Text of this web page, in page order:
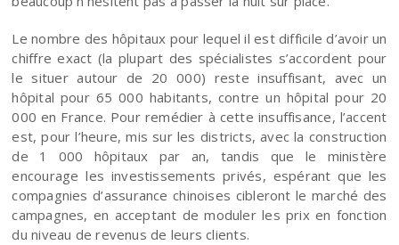
Le nombre des hôpitaux pour lequel il est difficile d’avoir un
chiffre exact (la plupart des spécialistes s’accordent pour
le situer autour de 20 000) reste insuffisant, avec un
hôpital pour 65 000 habitants, contre un hôpital pour 20
000 en France. Pour remédier à cette insuffisance, l’accent
est, pour l’heure, mis sur les districts, avec la construction
de 1 000 hôpitaux par an, tandis que le ministère
encourage les investissements privés, espérant que les
compagnies d’assurance chinoises cibleront le marché des
campagnes, en acceptant de moduler les prix en fonction
du niveau de revenus de leurs clients.